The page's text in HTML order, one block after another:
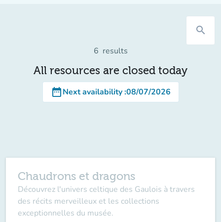
search
6 results
All resources are closed today
date_rangeNext availability:08/07/2026
Chaudrons et dragons
Découvrez l'univers celtique des Gaulois à travers
des récits merveilleux et les collections
exceptionnelles du musée.